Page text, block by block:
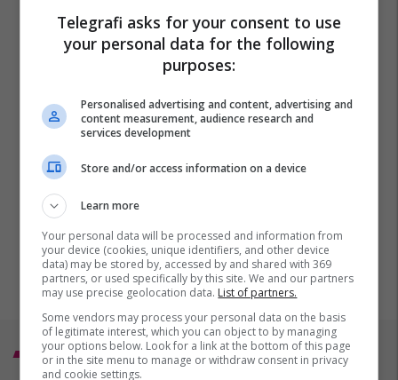
Top 5
Telegrafi asks for your consent to use
your personal data for the following
purposes:
Personalised advertising and content, advertising and
content measurement, audience research and
services development
Store and/or access information on a device
Learn more
Your personal data will be processed and information from
your device (cookies, unique identifiers, and other device
data) may be stored by, accessed by and shared with 369
partners, or used specifically by this site. We and our partners
may use precise geolocation data. List of partners.
Some vendors may process your personal data on the basis
of legitimate interest, which you can object to by managing
your options below. Look for a link at the bottom of this page
or in the site menu to manage or withdraw consent in privacy
and cookie settings.